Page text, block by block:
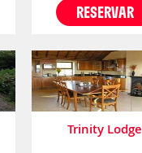
RESERVAR
Trinity Lodge